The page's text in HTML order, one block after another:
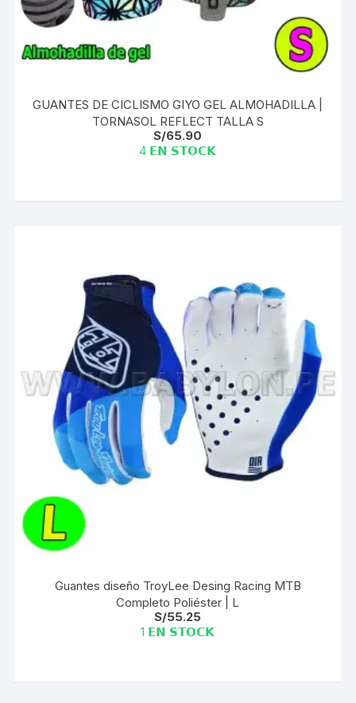
GUANTES DE CICLISMO GIYO GEL ALMOHADILLA |
TORNASOL REFLECT TALLA S
S/65.90
4 𝗘𝗡 𝗦𝗧𝗢𝗖𝗞
Guantes diseño TroyLee Desing Racing MTB
Completo Poliéster | L
S/55.25
1 𝗘𝗡 𝗦𝗧𝗢𝗖𝗞